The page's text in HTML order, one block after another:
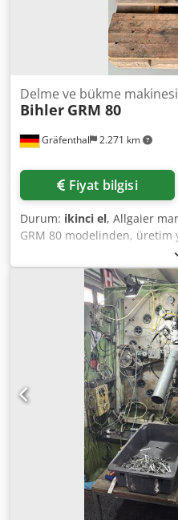
Gräfenthal 2.271 km
Delme ve bükme makinesi
Bihler GRM 80
Fiyat bilgisi
Durum: ikinci el, Allgaier
GRM 80 modelinden, üretim
Ez Isgnsck Sadece
satılıktır. Önceki sahibine
ve revizyon sonrası